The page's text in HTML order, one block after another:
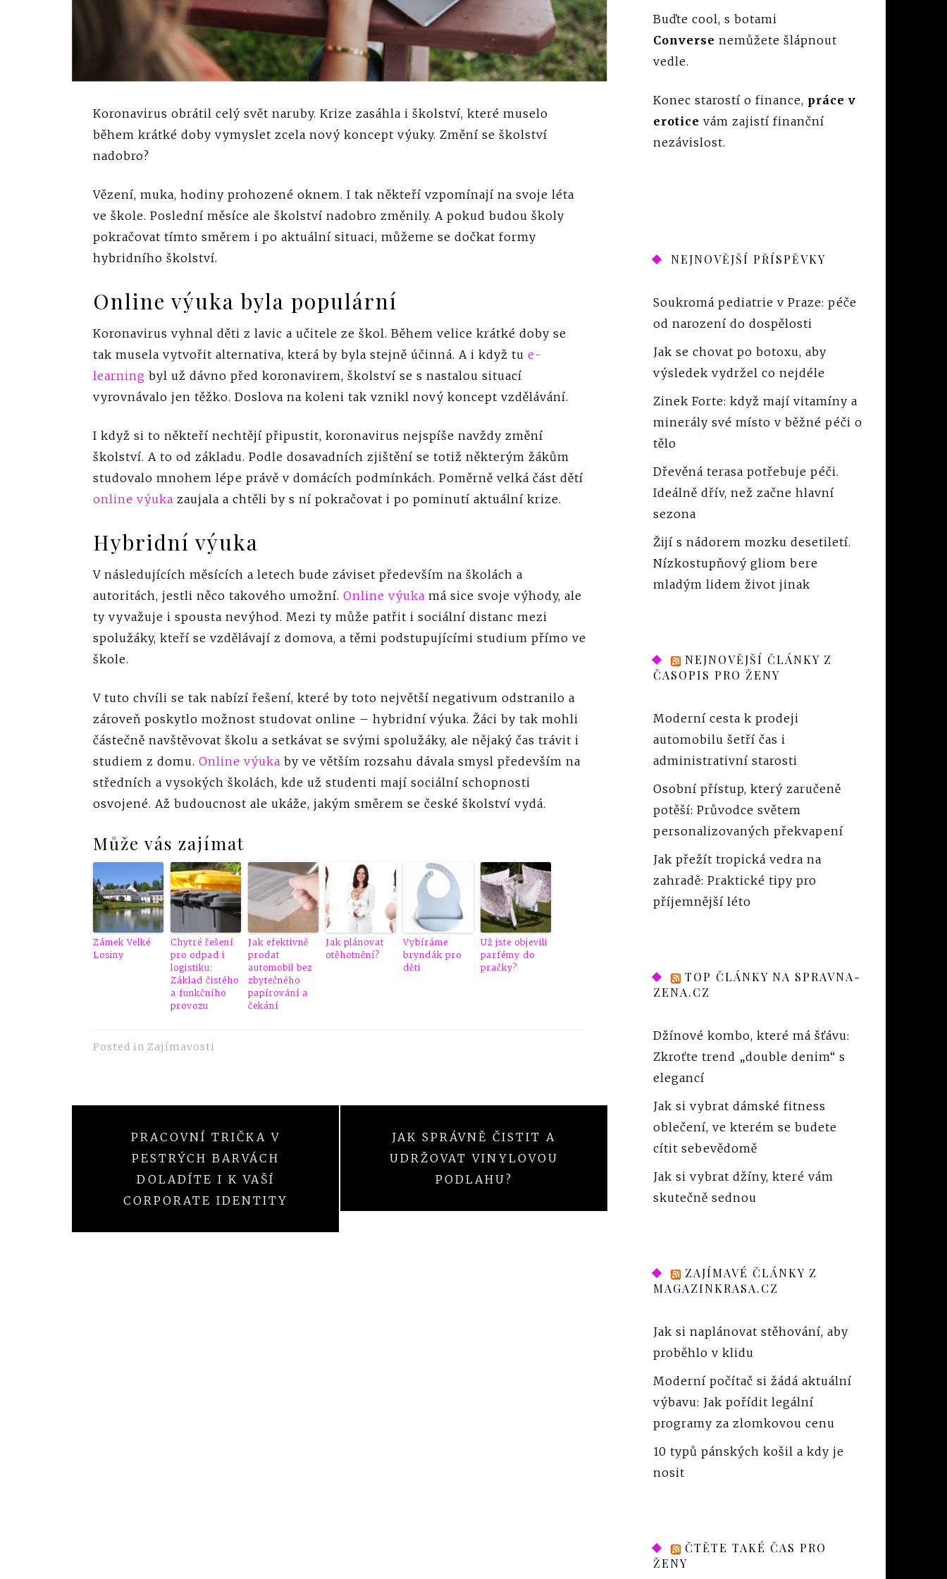
Koronavirus obrátil celý svět naruby. Krize zasáhla i školství, které muselo
během krátké doby vymyslet zcela nový koncept výuky. Změní se školství
nadobro?
Vězení, muka, hodiny prohozené oknem. I tak někteří vzpomínají na svoje léta
ve škole. Poslední měsíce ale školství nadobro změnily. A pokud budou školy
pokračovat tímto směrem i po aktuální situaci, můžeme se dočkat formy
hybridního školství.
Online výuka byla populární
Koronavirus vyhnal děti z lavic a učitele ze škol. Během velice krátké doby se
tak musela vytvořit alternativa, která by byla stejně účinná. A i když tu e-
learning byl už dávno před koronavirem, školství se s nastalou situací
vyrovnávalo jen těžko. Doslova na koleni tak vznikl nový koncept vzdělávání.
I když si to někteří nechtějí připustit, koronavirus nejspíše navždy změní
školství. A to od základu. Podle dosavadních zjištění se totiž některým žákům
studovalo mnohem lépe právě v domácích podmínkách. Poměrně velká část dětí
online výuka zaujala a chtěli by s ní pokračovat i po pominutí aktuální krize.
Hybridní výuka
V následujících měsících a letech bude záviset především na školách a
autoritách, jestli něco takového umožní. Online výuka má sice svoje výhody, ale
ty vyvažuje i spousta nevýhod. Mezi ty může patřit i sociální distanc mezi
spolužáky, kteří se vzdělávají z domova, a těmi podstupujícími studium přímo ve
škole.
V tuto chvíli se tak nabízí řešení, které by toto největší negativum odstranilo a
zároveň poskytlo možnost studovat online – hybridní výuka. Žáci by tak mohli
částečně navštěvovat školu a setkávat se svými spolužáky, ale nějaký čas trávit i
studiem z domu. Online výuka by ve větším rozsahu dávala smysl především na
středních a vysokých školách, kde už studenti mají sociální schopnosti
osvojené. Až budoucnost ale ukáže, jakým směrem se české školství vydá.
Může vás zajímat
Zámek Velké
Losiny
Chytré řešení
pro odpad i
logistiku:
Základ čistého
a funkčního
provozu
Jak efektivně
prodat
automobil bez
zbytečného
papírování a
čekání
Jak plánovat
otěhotnění?
Vybíráme
bryndák pro
děti
Už jste objevili
parfémy do
pračky?
Posted in Zajímavosti
příspěvek
PRACOVNÍ TRIČKA V
PESTRÝCH BARVÁCH
DOLADÍTE I K VAŠÍ
CORPORATE IDENTITY
JAK SPRÁVNĚ ČISTIT A
UDRŽOVAT VINYLOVOU
PODLAHU?
Buďte cool, s botami
Converse nemůžete šlápnout
vedle.
Konec starostí o finance, práce v
erotice vám zajistí finanční
nezávislost.
NEJNOVĚJŠÍ PŘÍSPĚVKY
Soukromá pediatrie v Praze: péče
od narození do dospělosti
Jak se chovat po botoxu, aby
výsledek vydržel co nejdéle
Zinek Forte: když mají vitamíny a
minerály své místo v běžné péči o
tělo
Dřevěná terasa potřebuje péči.
Ideálně dřív, než začne hlavní
sezona
Žijí s nádorem mozku desetiletí.
Nízkostupňový gliom bere
mladým lidem život jinak
NEJNOVĚJŠÍ ČLÁNKY Z
ČASOPIS PRO ŽENY
Moderní cesta k prodeji
automobilu šetří čas i
administrativní starosti
Osobní přístup, který zaručeně
potěší: Průvodce světem
personalizovaných překvapení
Jak přežít tropická vedra na
zahradě: Praktické tipy pro
příjemnější léto
TOP ČLÁNKY NA SPRAVNA-
ZENA.CZ
Džínové kombo, které má šťávu:
Zkroťte trend „double denim“ s
elegancí
Jak si vybrat dámské fitness
oblečení, ve kterém se budete
cítit sebevědomě
Jak si vybrat džíny, které vám
skutečně sednou
ZAJÍMAVÉ ČLÁNKY Z
MAGAZINKRASA.CZ
Jak si naplánovat stěhování, aby
proběhlo v klidu
Moderní počítač si žádá aktuální
výbavu: Jak pořídit legální
programy za zlomkovou cenu
10 typů pánských košil a kdy je
nosit
ČTĚTE TAKÉ ČAS PRO
ŽENY